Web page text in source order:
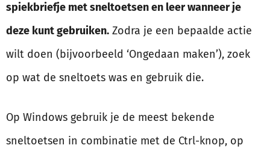
spiekbriefje met sneltoetsen en leer wanneer je
deze kunt gebruiken. Zodra je een bepaalde actie
wilt doen (bijvoorbeeld ‘Ongedaan maken’), zoek
op wat de sneltoets was en gebruik die.
Op Windows gebruik je de meest bekende
sneltoetsen in combinatie met de Ctrl-knop, op